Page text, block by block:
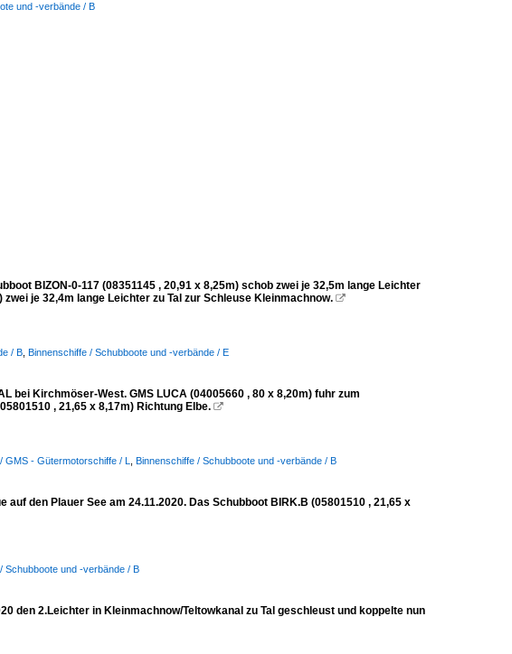
und -verbände / B
BIZON-0-117 (08351145 , 20,91 x 8,25m) schob zwei je 32,5m lange Leichter
je 32,4m lange Leichter zu Tal zur Schleuse Kleinmachnow. 
/ B Binnenschiffe / Schubboote und -verbände / E
bei Kirchmöser-West. GMS LUCA (04005660 , 80 x 8,20m) fuhr zum
, 21,65 x 8,17m) Richtung Elbe. 
GMS - Gütermotorschiffe / L Binnenschiffe / Schubboote und -verbände / B
den Plauer See am 24.11.2020. Das Schubboot BIRK.B (05801510 , 21,65 x
Schubboote und -verbände / B
den 2.Leichter in Kleinmachnow/Teltowkanal zu Tal geschleust und koppelte nun